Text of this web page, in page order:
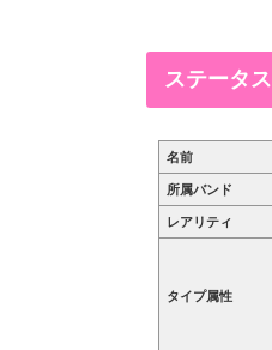
ステータス
名前
所属バンド
レアリティ
タイプ属性